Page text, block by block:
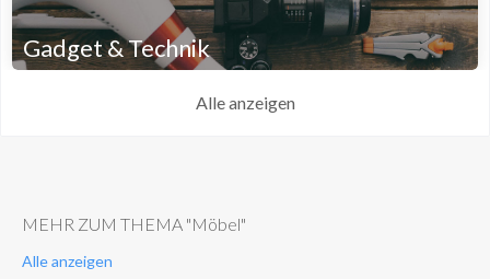
Gadget & Technik
Alle anzeigen
MEHR ZUM THEMA "Möbel"
Alle anzeigen